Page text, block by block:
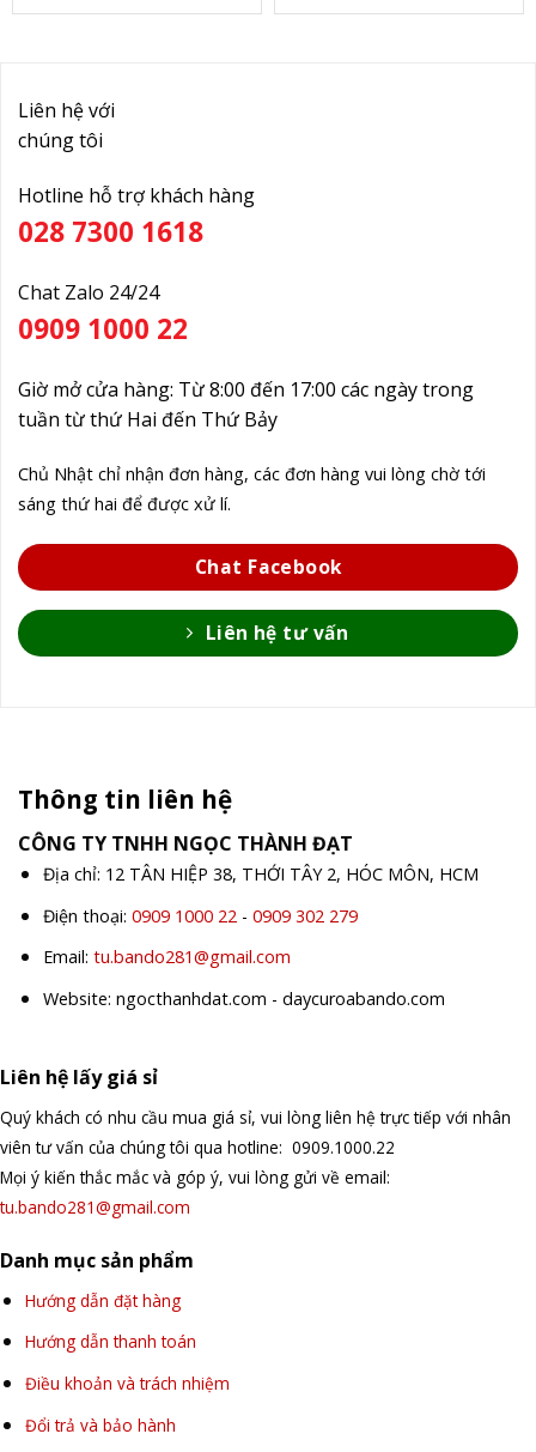
Liên hệ với
chúng tôi
Hotline hỗ trợ khách hàng
028 7300 1618
Chat Zalo 24/24
0909 1000 22
Giờ mở cửa hàng: Từ 8:00 đến 17:00 các ngày trong
tuần từ thứ Hai đến Thứ Bảy
Chủ Nhật chỉ nhận đơn hàng, các đơn hàng vui lòng chờ tới
sáng thứ hai để được xử lí.
Chat Facebook
Liên hệ tư vấn
Thông tin liên hệ
CÔNG TY TNHH NGỌC THÀNH ĐẠT
Địa chỉ: 12 TÂN HIỆP 38, THỚI TÂY 2, HÓC MÔN, HCM
Điện thoại: 0909 1000 22- 0909 302 279
Email: tu.bando281@gmail.com
Website: ngocthanhdat.com - daycuroabando.com
Liên hệ lấy giá sỉ
Quý khách có nhu cầu mua giá sỉ, vui lòng liên hệ trực tiếp với nhân
viên tư vấn của chúng tôi qua hotline: 0909.1000.22
Mọi ý kiến thắc mắc và góp ý, vui lòng gửi về email:
tu.bando281@gmail.com
Danh mục sản phẩm
Hướng dẫn đặt hàng
Hướng dẫn thanh toán
Điều khoản và trách nhiệm
Đổi trả và bảo hành